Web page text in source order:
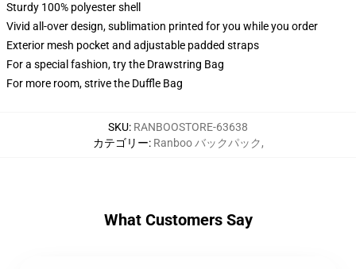
Sturdy 100% polyester shell
Vivid all-over design, sublimation printed for you while you order
Exterior mesh pocket and adjustable padded straps
For a special fashion, try the Drawstring Bag
For more room, strive the Duffle Bag
SKU: RANBOOSTORE-63638
カテゴリー: Ranboo バックパック,
What Customers Say